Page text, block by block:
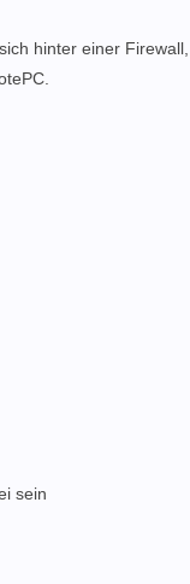
hinter einer Firewall,
sein